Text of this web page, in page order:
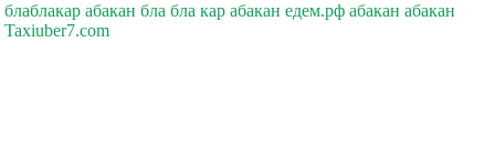
блаблакар абакан бла бла кар абакан едем.рф абакан абакан
Taxiuber7.com